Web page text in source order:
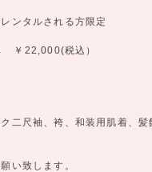
ンタルされる方限定
22,000(税込）
二尺袖、袴、和装用肌着、
い致します。